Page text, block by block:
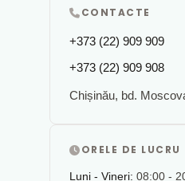
CONTACTE
+373 (22) 909 909
+373 (22) 909 908
Chișinău, bd.
ORELE DE LUCRU
Luni - Vineri: 08:00 -